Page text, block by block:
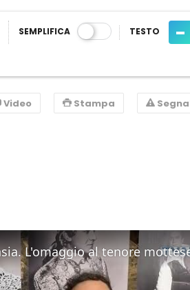
SEMPLIFICA TESTO -
Video Stampa